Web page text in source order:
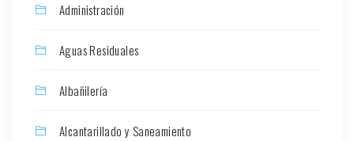
Administración
Aguas Residuales
Albañilería
Alcantarillado y Saneamiento